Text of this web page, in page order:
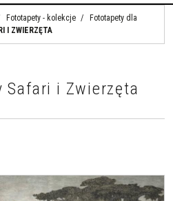
Fototapety - kolekcje /
Fototapety dla
I ZWIERZĘTA
Safari i Zwierzęta